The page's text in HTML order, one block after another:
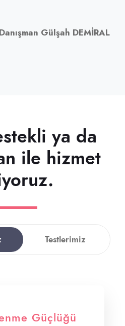
Gülşah DEMİRAL
ya da
ile hizmet
Testlerimiz
Güçlüğü